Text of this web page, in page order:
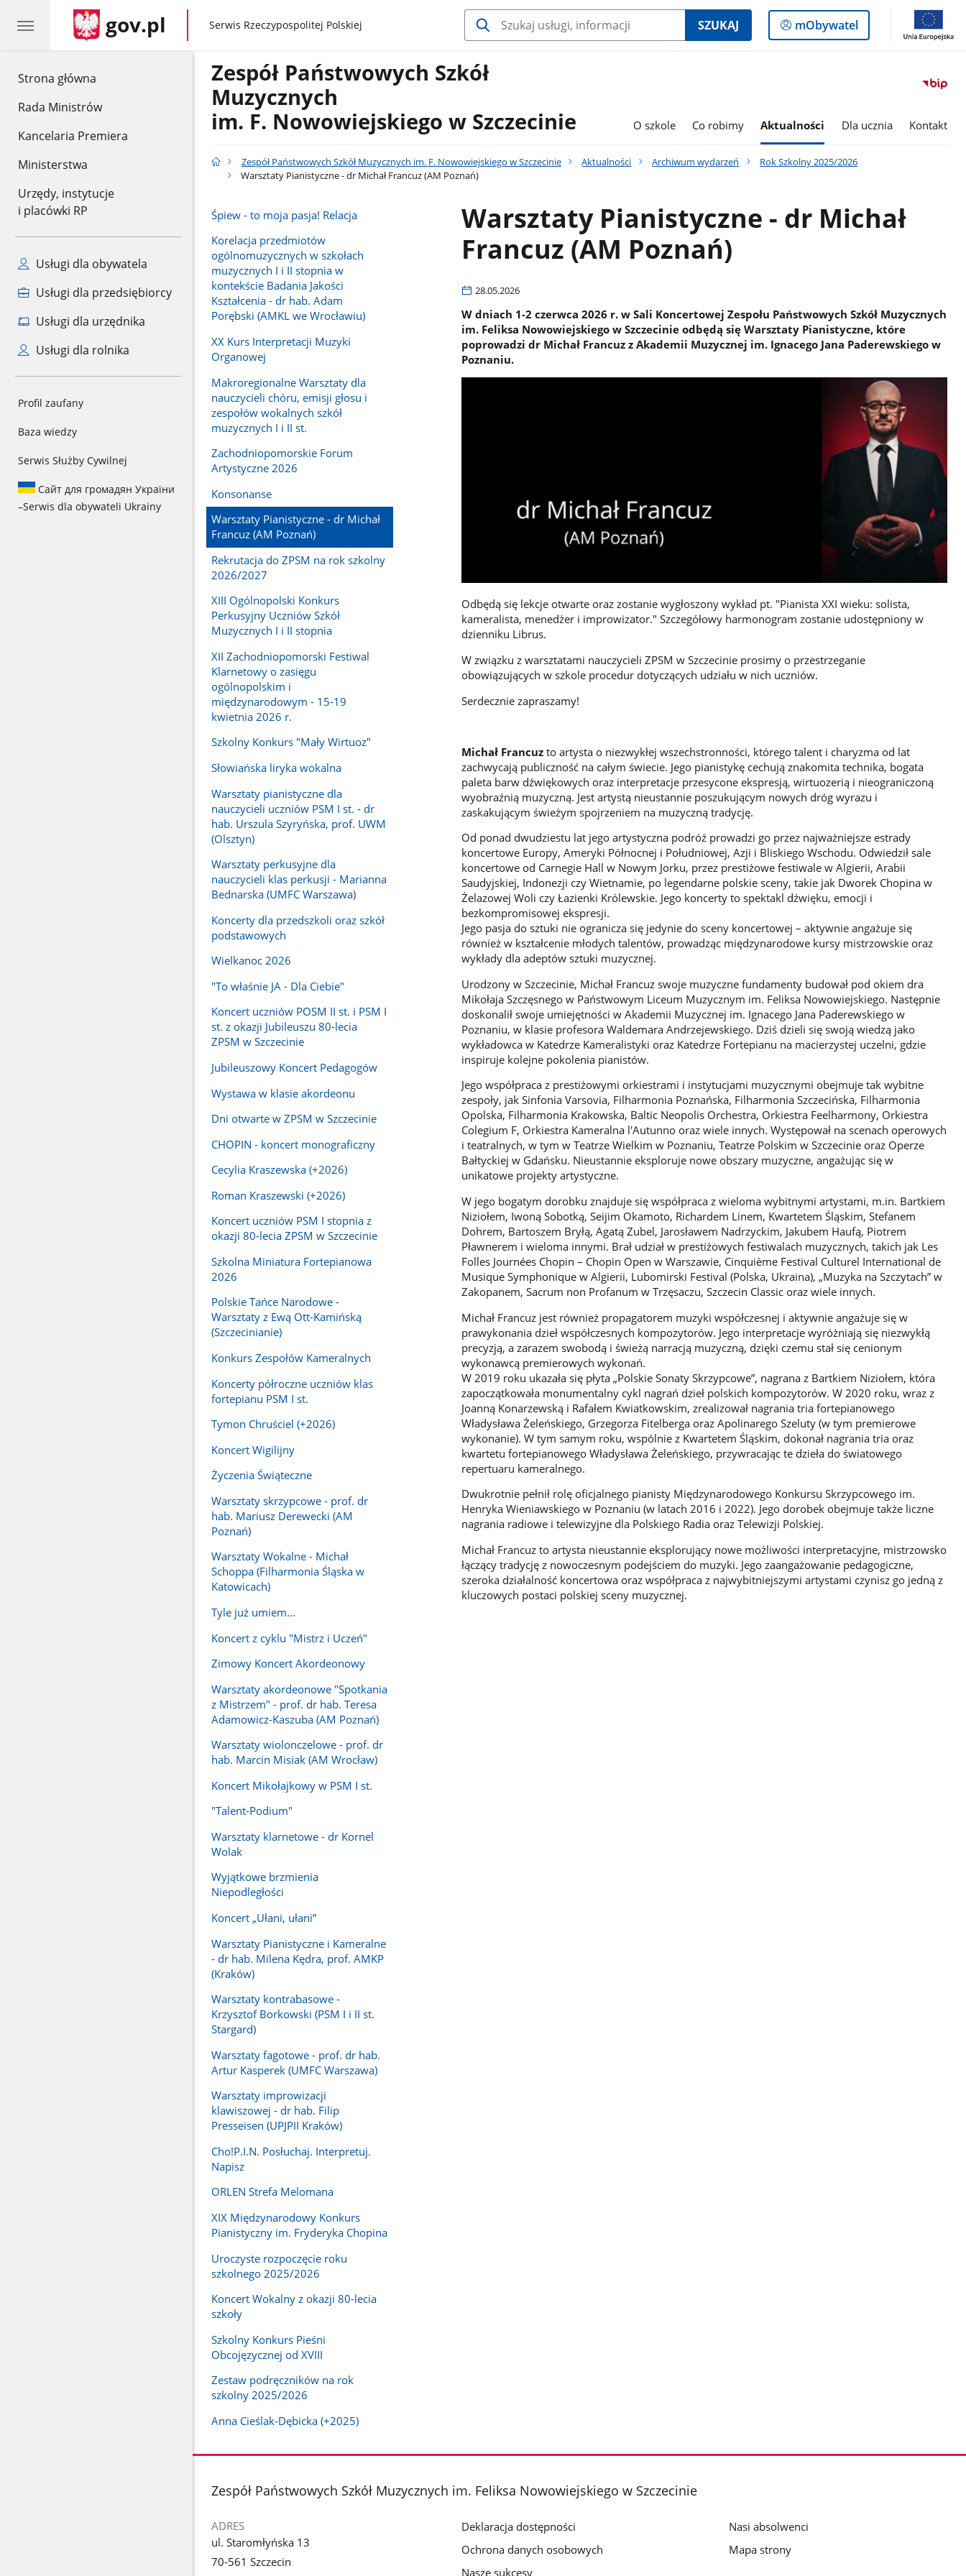
Strona główna
Rada Ministrów
Kancelaria Premiera
Ministerstwa
Urzędy, instytucje
i placówki RP
Usługi dla obywatela
Usługi dla przedsiębiorcy
Usługi dla urzędnika
Usługi dla rolnika
Profil zaufany
Baza wiedzy
Serwis Służby Cywilnej
Сайт для громадян України
–Serwis dla obywateli Ukrainy
gov.pl gov.pl
Serwis Rzeczypospolitej Polskiej SZUKAJ
Logowanie
do
mObywatel
Zespół Państwowych Szkół
Muzycznych
im. F. Nowowiejskiego w Szczecinie
O szkole Co robimy Aktualności Dla ucznia Kontakt
Zespół Państwowych Szkół Muzycznych im. F. Nowowiejskiego w Szczecinie Aktualności Archiwum wydarzeń
Rok Szkolny 2025/2026
Warsztaty Pianistyczne - dr Michał Francuz (AM Poznań)
Śpiew - to moja pasja! Relacja
Korelacja przedmiotów
ogólnomuzycznych w szkołach
muzycznych I i II stopnia w
kontekście Badania Jakości
Kształcenia - dr hab. Adam
Porębski (AMKL we Wrocławiu)
XX Kurs Interpretacji Muzyki
Organowej
Makroregionalne Warsztaty dla
nauczycieli chóru, emisji głosu i
zespołów wokalnych szkół
muzycznych I i II st.
Zachodniopomorskie Forum
Artystyczne 2026
Konsonanse
Warsztaty Pianistyczne - dr Michał
Francuz (AM Poznań)
Rekrutacja do ZPSM na rok szkolny
2026/2027
XIII Ogólnopolski Konkurs
Perkusyjny Uczniów Szkół
Muzycznych I i II stopnia
XII Zachodniopomorski Festiwal
Klarnetowy o zasięgu
ogólnopolskim i
międzynarodowym - 15-19
kwietnia 2026 r.
Szkolny Konkurs "Mały Wirtuoz"
Słowiańska liryka wokalna
Warsztaty pianistyczne dla
nauczycieli uczniów PSM I st. - dr
hab. Urszula Szyryńska, prof. UWM
(Olsztyn)
Warsztaty perkusyjne dla
nauczycieli klas perkusji - Marianna
Bednarska (UMFC Warszawa)
Koncerty dla przedszkoli oraz szkół
podstawowych
Wielkanoc 2026
"To właśnie JA - Dla Ciebie"
Koncert uczniów POSM II st. i PSM I
st. z okazji Jubileuszu 80-lecia
ZPSM w Szczecinie
Jubileuszowy Koncert Pedagogów
Wystawa w klasie akordeonu
Dni otwarte w ZPSM w Szczecinie
CHOPIN - koncert monograficzny
Cecylia Kraszewska (+2026)
Roman Kraszewski (+2026)
Koncert uczniów PSM I stopnia z
okazji 80-lecia ZPSM w Szczecinie
Szkolna Miniatura Fortepianowa
2026
Polskie Tańce Narodowe -
Warsztaty z Ewą Ott-Kamińską
(Szczecinianie)
Konkurs Zespołów Kameralnych
Koncerty półroczne uczniów klas
fortepianu PSM I st.
Tymon Chruściel (+2026)
Koncert Wigilijny
Życzenia Świąteczne
Warsztaty skrzypcowe - prof. dr
hab. Mariusz Derewecki (AM
Poznań)
Warsztaty Wokalne - Michał
Schoppa (Filharmonia Śląska w
Katowicach)
Tyle już umiem...
Koncert z cyklu "Mistrz i Uczeń"
Zimowy Koncert Akordeonowy
Warsztaty akordeonowe "Spotkania
z Mistrzem" - prof. dr hab. Teresa
Adamowicz-Kaszuba (AM Poznań)
Warsztaty wiolonczelowe - prof. dr
hab. Marcin Misiak (AM Wrocław)
Koncert Mikołajkowy w PSM I st.
"Talent-Podium"
Warsztaty klarnetowe - dr Kornel
Wolak
Wyjątkowe brzmienia
Niepodległości
Koncert „Ułani, ułani”
Warsztaty Pianistyczne i Kameralne
- dr hab. Milena Kędra, prof. AMKP
(Kraków)
Warsztaty kontrabasowe -
Krzysztof Borkowski (PSM I i II st.
Stargard)
Warsztaty fagotowe - prof. dr hab.
Artur Kasperek (UMFC Warszawa)
Warsztaty improwizacji
klawiszowej - dr hab. Filip
Presseisen (UPJPII Kraków)
Cho!P.I.N. Posłuchaj. Interpretuj.
Napisz
ORLEN Strefa Melomana
XIX Międzynarodowy Konkurs
Pianistyczny im. Fryderyka Chopina
Uroczyste rozpoczęcie roku
szkolnego 2025/2026
Koncert Wokalny z okazji 80-lecia
szkoły
Szkolny Konkurs Pieśni
Obcojęzycznej od XVIII
Zestaw podręczników na rok
szkolny 2025/2026
Anna Cieślak-Dębicka (+2025)
Warsztaty Pianistyczne - dr Michał
Francuz (AM Poznań)
28.05.2026
W dniach 1-2 czerwca 2026 r. w Sali Koncertowej Zespołu Państwowych Szkół Muzycznych
im. Feliksa Nowowiejskiego w Szczecinie odbędą się Warsztaty Pianistyczne, które
poprowadzi dr Michał Francuz z Akademii Muzycznej im. Ignacego Jana Paderewskiego w
Poznaniu.
Odbędą się lekcje otwarte oraz zostanie wygłoszony wykład pt. "Pianista XXI wieku: solista,
kameralista, menedżer i improwizator." Szczegółowy harmonogram zostanie udostępniony w
dzienniku Librus.
W związku z warsztatami nauczycieli ZPSM w Szczecinie prosimy o przestrzeganie
obowiązujących w szkole procedur dotyczących udziału w nich uczniów.
Serdecznie zapraszamy!
Michał Francuz to artysta o niezwykłej wszechstronności, którego talent i charyzma od lat
zachwycają publiczność na całym świecie. Jego pianistykę cechują znakomita technika, bogata
paleta barw dźwiękowych oraz interpretacje przesycone ekspresją, wirtuozerią i nieograniczoną
wyobraźnią muzyczną. Jest artystą nieustannie poszukującym nowych dróg wyrazu i
zaskakującym świeżym spojrzeniem na muzyczną tradycję.
Od ponad dwudziestu lat jego artystyczna podróż prowadzi go przez najważniejsze estrady
koncertowe Europy, Ameryki Północnej i Południowej, Azji i Bliskiego Wschodu. Odwiedził sale
koncertowe od Carnegie Hall w Nowym Jorku, przez prestiżowe festiwale w Algierii, Arabii
Saudyjskiej, Indonezji czy Wietnamie, po legendarne polskie sceny, takie jak Dworek Chopina w
Żelazowej Woli czy Łazienki Królewskie. Jego koncerty to spektakl dźwięku, emocji i
bezkompromisowej ekspresji.
Jego pasja do sztuki nie ogranicza się jedynie do sceny koncertowej – aktywnie angażuje się
również w kształcenie młodych talentów, prowadząc międzynarodowe kursy mistrzowskie oraz
wykłady dla adeptów sztuki muzycznej.
Urodzony w Szczecinie, Michał Francuz swoje muzyczne fundamenty budował pod okiem dra
Mikołaja Szczęsnego w Państwowym Liceum Muzycznym im. Feliksa Nowowiejskiego. Następnie
doskonalił swoje umiejętności w Akademii Muzycznej im. Ignacego Jana Paderewskiego w
Poznaniu, w klasie profesora Waldemara Andrzejewskiego. Dziś dzieli się swoją wiedzą jako
wykładowca w Katedrze Kameralistyki oraz Katedrze Fortepianu na macierzystej uczelni, gdzie
inspiruje kolejne pokolenia pianistów.
Jego współpraca z prestiżowymi orkiestrami i instytucjami muzycznymi obejmuje tak wybitne
zespoły, jak Sinfonia Varsovia, Filharmonia Poznańska, Filharmonia Szczecińska, Filharmonia
Opolska, Filharmonia Krakowska, Baltic Neopolis Orchestra, Orkiestra Feelharmony, Orkiestra
Colegium F, Orkiestra Kameralna l'Autunno oraz wiele innych. Występował na scenach operowych
i teatralnych, w tym w Teatrze Wielkim w Poznaniu, Teatrze Polskim w Szczecinie oraz Operze
Bałtyckiej w Gdańsku. Nieustannie eksploruje nowe obszary muzyczne, angażując się w
unikatowe projekty artystyczne.
W jego bogatym dorobku znajduje się współpraca z wieloma wybitnymi artystami, m.in. Bartkiem
Niziołem, Iwoną Sobotką, Seijim Okamoto, Richardem Linem, Kwartetem Śląskim, Stefanem
Dohrem, Bartoszem Bryłą, Agatą Zubel, Jarosławem Nadrzyckim, Jakubem Haufą, Piotrem
Pławnerem i wieloma innymi. Brał udział w prestiżowych festiwalach muzycznych, takich jak Les
Folles Journées Chopin – Chopin Open w Warszawie, Cinquième Festival Culturel International de
Musique Symphonique w Algierii, Lubomirski Festival (Polska, Ukraina), „Muzyka na Szczytach” w
Zakopanem, Sacrum non Profanum w Trzęsaczu, Szczecin Classic oraz wiele innych.
Michał Francuz jest również propagatorem muzyki współczesnej i aktywnie angażuje się w
prawykonania dzieł współczesnych kompozytorów. Jego interpretacje wyróżniają się niezwykłą
precyzją, a zarazem swobodą i świeżą narracją muzyczną, dzięki czemu stał się cenionym
wykonawcą premierowych wykonań.
W 2019 roku ukazała się płyta „Polskie Sonaty Skrzypcowe”, nagrana z Bartkiem Niziołem, która
zapoczątkowała monumentalny cykl nagrań dzieł polskich kompozytorów. W 2020 roku, wraz z
Joanną Konarzewską i Rafałem Kwiatkowskim, zrealizował nagrania tria fortepianowego
Władysława Żeleńskiego, Grzegorza Fitelberga oraz Apolinarego Szeluty (w tym premierowe
wykonanie). W tym samym roku, wspólnie z Kwartetem Śląskim, dokonał nagrania tria oraz
kwartetu fortepianowego Władysława Żeleńskiego, przywracając te dzieła do światowego
repertuaru kameralnego.
Dwukrotnie pełnił rolę oficjalnego pianisty Międzynarodowego Konkursu Skrzypcowego im.
Henryka Wieniawskiego w Poznaniu (w latach 2016 i 2022). Jego dorobek obejmuje także liczne
nagrania radiowe i telewizyjne dla Polskiego Radia oraz Telewizji Polskiej.
Michał Francuz to artysta nieustannie eksplorujący nowe możliwości interpretacyjne, mistrzowsko
łączący tradycję z nowoczesnym podejściem do muzyki. Jego zaangażowanie pedagogiczne,
szeroka działalność koncertowa oraz współpraca z najwybitniejszymi artystami czynisz go jedną z
kluczowych postaci polskiej sceny muzycznej.
stopka
Zespół Państwowych Szkół Muzycznych im. Feliksa Nowowiejskiego w Szczecinie
ADRES
ul. Staromłyńska 13
70-561 Szczecin
Deklaracja dostępności
Ochrona danych osobowych
Nasze sukcesy
Nasi absolwenci
Mapa strony